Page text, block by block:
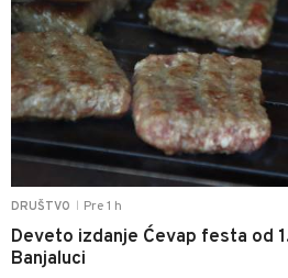
DRUŠTVO Pre 1 h
Deveto izdanje Ćevap festa od
Banjaluci